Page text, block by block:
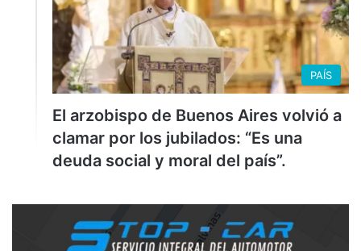
PAÍS
El arzobispo de Buenos Aires volvió a
clamar por los jubilados: “Es una
deuda social y moral del país”.